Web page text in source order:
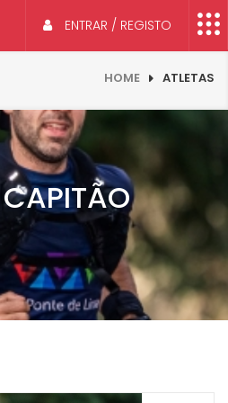
ENTRAR / REGISTO
HOME ATLETAS